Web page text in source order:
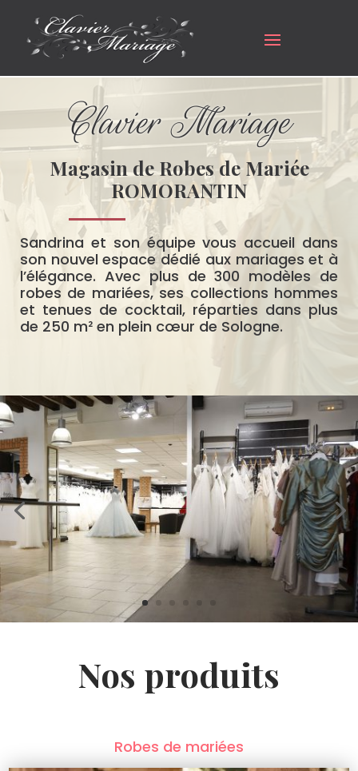
Clavier Mariage
Magasin de Robes de Mariée
ROMORANTIN
Sandrina et son équipe vous accueil dans
son nouvel espace dédié aux mariages et à
l’élégance. Avec plus de 300 modèles de
robes de mariées, ses collections hommes
et tenues de cocktail, réparties dans plus
de 250 m² en plein cœur de Sologne.
Nos produits
Robes de mariées